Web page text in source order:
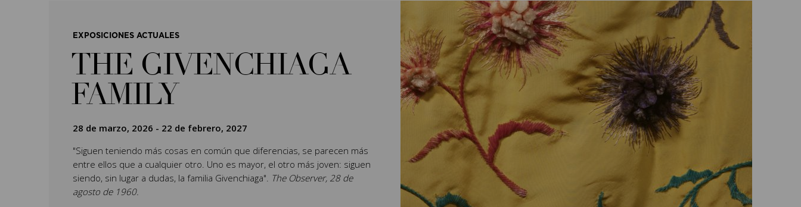
EXPOSICIONES ACTUALES
THE GIVENCHIAGA
FAMILY
28 de marzo, 2026 - 22 de febrero, 2027
"Siguen teniendo más cosas en común que diferencias, se parecen más
entre ellos que a cualquier otro. Uno es mayor, el otro más joven: siguen
siendo, sin lugar a dudas, la familia Givenchiaga". The Observer, 28 de
agosto de 1960.